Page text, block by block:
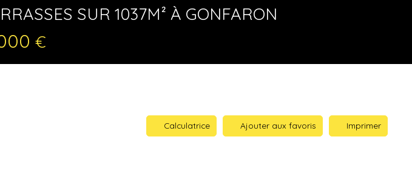
SUR 1037M² À GONFARON
€
Calculatrice Ajouter aux favoris Imprimer